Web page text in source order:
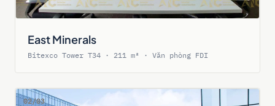
East Minerals
Bitexco Tower T34 · 211 m² · Văn phòng FDI
02/03